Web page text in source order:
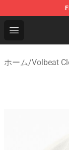
Open menu
Volbeat
ホーム/Volbeat